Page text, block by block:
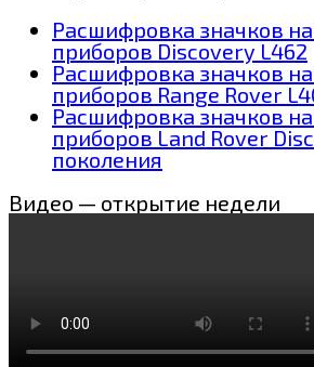
Расшифровка значков
приборов Discovery L462
Расшифровка значков
приборов Range Rover
Расшифровка значков
приборов Land Rover
поколения
Видео — открытие недели